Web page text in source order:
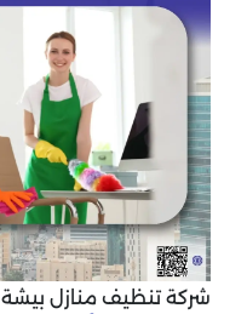
شركة تنظيف منازل بيشة